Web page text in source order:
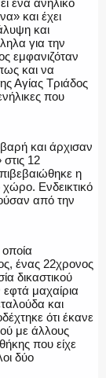
και έχει
και
για την
εμφανιζόταν
και να
Αγίας Τριάδος
που
και άρχισαν
12
η
Ενδεικτικό
από την
ένας 22χρονος
δικαστικού
εφτά μαχαίρια
και
ότι έκανε
με άλλους
που είχε
δύο